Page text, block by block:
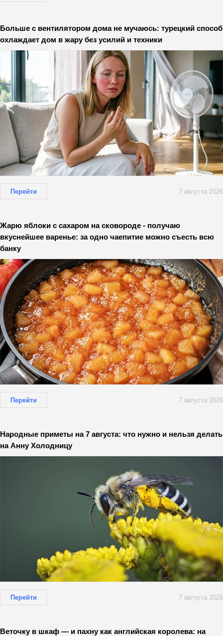
Больше с вентилятором дома не мучаюсь: турецкий способ
охлаждает дом в жару без усилий и техники
Перейти 7 августа 2026
Жарю яблоки с сахаром на сковороде - получаю
вкуснейшее варенье: за одно чаепитие можно съесть всю
банку
Перейти 7 августа 2026
Народные приметы на 7 августа: что нужно и нельзя делать
на Анну Холодницу
Перейти 7 августа 2026
Веточку в шкаф — и пахну как английская королева: на